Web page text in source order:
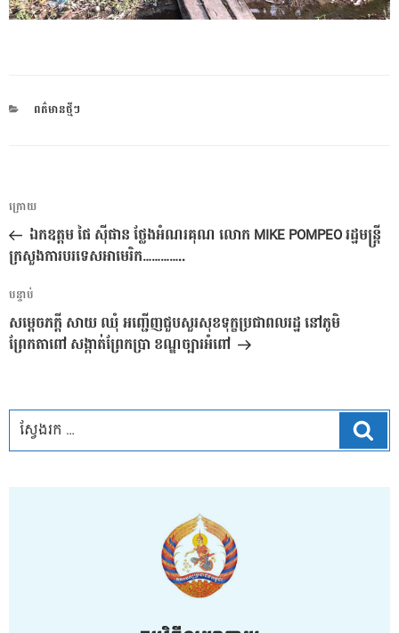
CATEGORIES
ពត៌មានថ្មីៗ
ការ​
នាំទិស​
ប្រកាស
អត្ថបទ
មុន
ក្រោយ
ឯកឧត្តម ផៃ ស៊ីផាន ថ្លែងអំណរគុណ លោក MIKE POMPEO រដ្ឋមន្ត្រី
ក្រសួងការបរទេសអាមេរិក…………..
អត្ថបទ
បន្ទាប់
បន្ទាប់
សម្តេចភក្តី សាយ ឈុំ អញ្ជើញជួបសួរសុខទុក្ខប្រជាពលរដ្ឋ នៅភូមិ
ព្រែកតាពៅ សង្កាត់ព្រែកប្រា ខណ្ឌច្បារអំពៅ